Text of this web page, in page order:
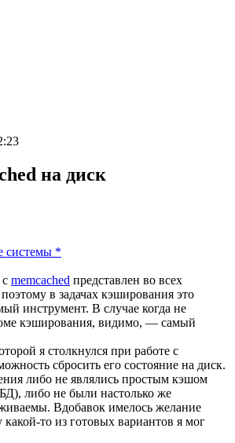
на диск
системы *
memcached представлен во всех
в задачах кэширования это
инструмент. В случае когда не
кэширования, видимо, — самый
я столкнулся при работе с
сбросить его состояние на диск.
либо не являлись простым кэшом
БД), либо не были настолько же
Вдобавок имелось желание
какой-то из готовых вариантов я мог